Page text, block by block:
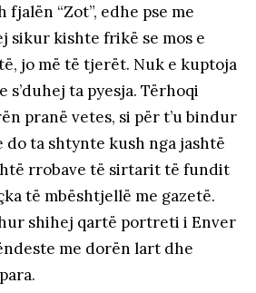
fjalën “Zot”, edhe pse me
sikur kishte frikë se mos e
jo më të tjerët. Nuk e kuptoja
s’duhej ta pyesja. Tërhoqi
pranë vetes, si për t’u bindur
do ta shtynte kush nga jashtë
rrobave të sirtarit të fundit
të mbështjellë me gazetë.
shihej qartë portreti i Enver
me dorën lart dhe